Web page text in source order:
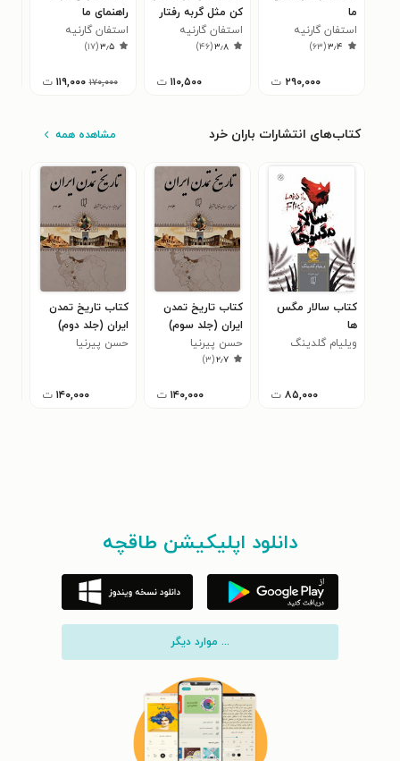
ما
استفان گارنیه
۳٫۴(۶۳)
۲۹۰,۰۰۰ ت
کن مثل گربه رفتار
کن
استفان گارنیه
۳٫۸(۴۶)
۱۱۰,۵۰۰ ت
راهنمای ما
استفان گارنیه
۳٫۵(۱۷)
۱۷۰,۰۰۰ ۱۱۹,۰۰۰ ت
کتاب‌های انتشارات باران خرد مشاهده همه
کتاب سالار مگس
ها
ویلیام گلدینگ
۸۵,۰۰۰ ت
کتاب تاریخ تمدن
ایران (جلد سوم)
حسن پیرنیا
(مشیرالدوله)
۲٫۷(۳)
۱۴۰,۰۰۰ ت
کتاب تاریخ تمدن
ایران (جلد دوم)
حسن پیرنیا
۱۴۰,۰۰۰ ت
دانلود اپلیکیشن طاقچه
... موارد دیگر